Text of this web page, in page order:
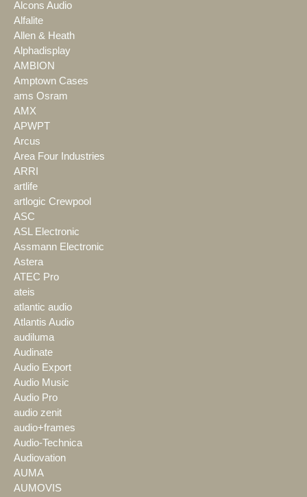
Alcons Audio
Alfalite
Allen & Heath
Alphadisplay
AMBION
Amptown Cases
ams Osram
AMX
APWPT
Arcus
Area Four Industries
ARRI
artlife
artlogic Crewpool
ASC
ASL Electronic
Assmann Electronic
Astera
ATEC Pro
ateis
atlantic audio
Atlantis Audio
audiluma
Audinate
Audio Export
Audio Music
Audio Pro
audio zenit
audio+frames
Audio-Technica
Audiovation
AUMA
AUMOVIS